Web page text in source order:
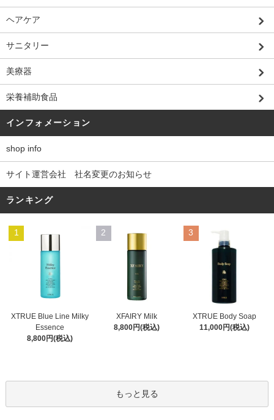
ヘアケア
サニタリー
美療器
栄養補助食品
インフォメーション
shop info
サイト運営会社 社名変更のお知らせ
ランキング
1
XTRUE Blue Line Milky
Essence
8,800円(税込)
2
XFAIRY Milk
8,800円(税込)
3
XTRUE Body Soap
11,000円(税込)
もっと見る